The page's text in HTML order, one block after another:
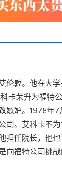
伦敦。他在大
卡荣升为福特
嫉妒。1978年
。艾科卡不为
担任院长，他
向福特公司挑